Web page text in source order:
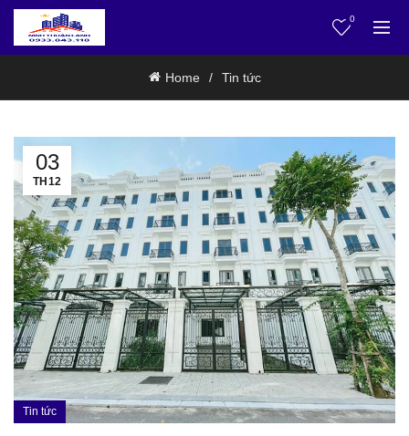
0
Home Tin tức
03
TH12
Tin tức